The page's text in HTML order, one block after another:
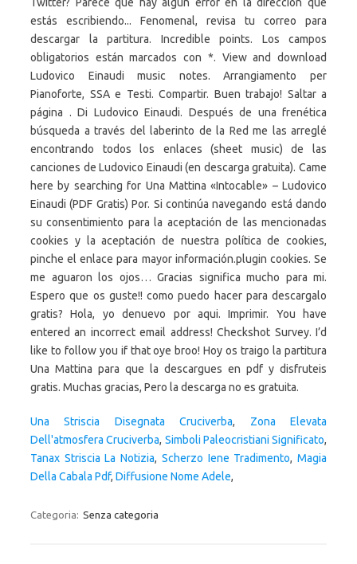
Una Striscia Disegnata Cruciverba, Zona Elevata
Dell'atmosfera Cruciverba, Simboli Paleocristiani Significato,
Tanax Striscia La Notizia, Scherzo Iene Tradimento,Magia
Della Cabala Pdf, Diffusione Nome Adele,
Categoria: Senza categoria